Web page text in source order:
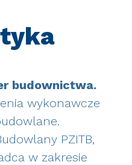
budownictwa.
wykonawcze
PZITB,
w zakresie